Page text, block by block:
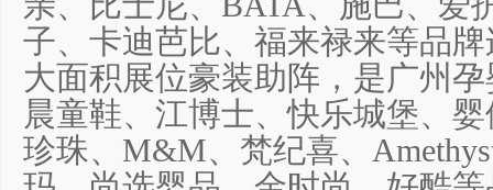
子、卡迪芭比、福来禄来等品
大面积展位豪装助阵，是广州
晨童鞋、江博士、快乐城堡、
珍珠、M&M、梵纪喜、